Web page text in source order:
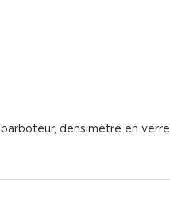
densimètre en verre,